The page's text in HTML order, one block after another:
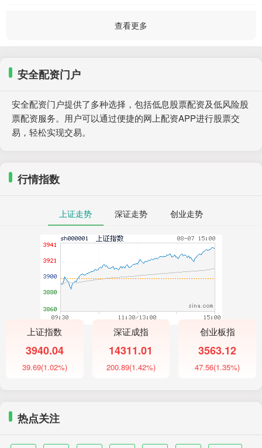
查看更多
安全配资门户
安全配资门户提供了多种选择，包括低息股票配资及低风险股
票配资服务。用户可以通过便捷的网上配资APP进行股票交
易，轻松实现交易。
行情指数
上证走势 深证走势 创业走势
上证指数
3940.04
39.69(1.02%)
深证成指
14311.01
200.89(1.42%)
创业板指
3563.12
47.56(1.35%)
热点关注